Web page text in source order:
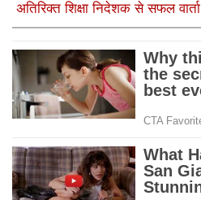
अतिरिक्त शिक्षा निदेशक से सफल वार्ता